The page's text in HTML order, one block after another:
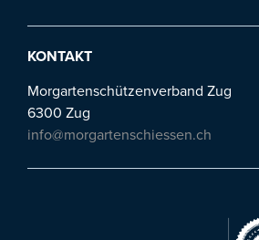
KONTAKT
Morgartenschützenverband Zug
6300 Zug
info@morgartenschiessen.ch